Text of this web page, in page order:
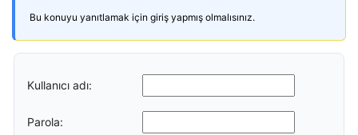
Bu konuyu yanıtlamak için giriş yapmış olmalısınız.
Kullanıcı adı:
Parola: